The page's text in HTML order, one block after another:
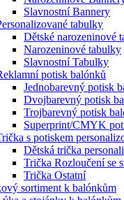
Slavnostní Bannery
tabulky
Dětské narozeninové
Narozeninové tabulky
Slavnostní Tabulky
potisk balónků
Jednobarevný potisk
Dvojbarevný potisk
Trojbarevný potisk
Superprint/CMYK
s potiskem
Dětská trička
Trička Rozloučení se
Trička Ostatní
sortiment k balónkům